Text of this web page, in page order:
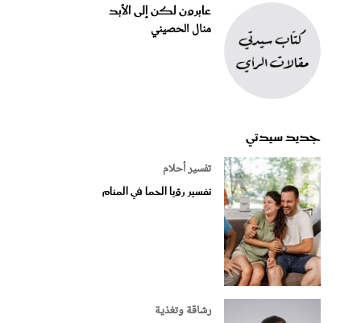
عابرون لكن إلى الأبد
منال الحصيني
جديد سيدتي
تفسير أحلام
تفسير رؤيا الحما في المنام
رشاقة وتغذية